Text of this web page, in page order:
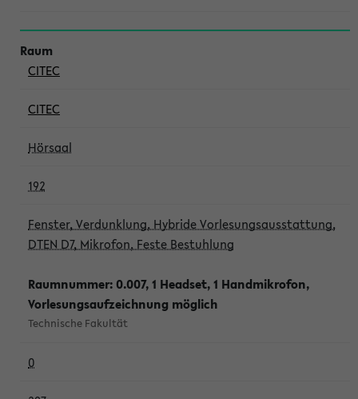
CITEC
CITEC
Hörsaal
192
Fenster, Verdunklung, Hybride Vorlesungsausstattung,
DTEN D7, Mikrofon, Feste Bestuhlung
Raumnummer: 0.007, 1 Headset, 1 Handmikrofon,
Vorlesungsaufzeichnung möglich
Technische Fakultät
0